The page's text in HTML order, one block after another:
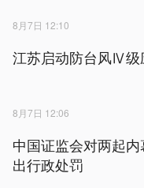
8月7日 12:10
江苏启动防台风Ⅳ级
8月7日 12:06
中国证监会对两起
出行政处罚